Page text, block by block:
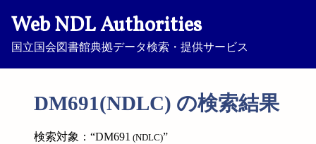
Web NDL Authorities
国立国会図書館典拠データ検索・提供サービス
DM691(NDLC) の検索結果
検索対象：“DM691 (NDLC)”